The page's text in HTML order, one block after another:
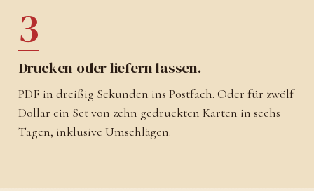
3
Drucken oder liefern lassen.
PDF in dreißig Sekunden ins Postfach. Oder für zwölf
Dollar ein Set von zehn gedruckten Karten in sechs
Tagen, inklusive Umschlägen.